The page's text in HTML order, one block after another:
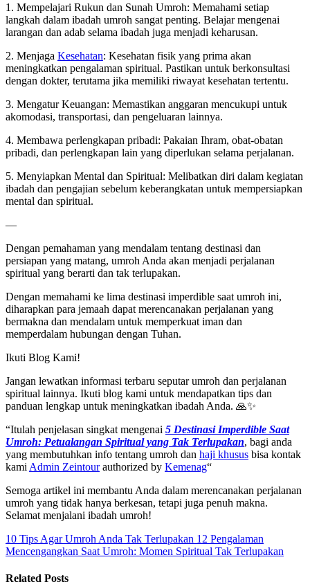
1. Mempelajari Rukun dan Sunah Umroh: Memahami setiap
langkah dalam ibadah umroh sangat penting. Belajar mengenai
larangan dan adab selama ibadah juga menjadi keharusan.
2. Menjaga Kesehatan: Kesehatan fisik yang prima akan
meningkatkan pengalaman spiritual. Pastikan untuk berkonsultasi
dengan dokter, terutama jika memiliki riwayat kesehatan tertentu.
3. Mengatur Keuangan: Memastikan anggaran mencukupi untuk
akomodasi, transportasi, dan pengeluaran lainnya.
4. Membawa perlengkapan pribadi: Pakaian Ihram, obat-obatan
pribadi, dan perlengkapan lain yang diperlukan selama perjalanan.
5. Menyiapkan Mental dan Spiritual: Melibatkan diri dalam kegiatan
ibadah dan pengajian sebelum keberangkatan untuk mempersiapkan
mental dan spiritual.
—
Dengan pemahaman yang mendalam tentang destinasi dan
persiapan yang matang, umroh Anda akan menjadi perjalanan
spiritual yang berarti dan tak terlupakan.
Dengan memahami ke lima destinasi imperdible saat umroh ini,
diharapkan para jemaah dapat merencanakan perjalanan yang
bermakna dan mendalam untuk memperkuat iman dan
memperdalam hubungan dengan Tuhan.
Ikuti Blog Kami!
Jangan lewatkan informasi terbaru seputar umroh dan perjalanan
spiritual lainnya. Ikuti blog kami untuk mendapatkan tips dan
panduan lengkap untuk meningkatkan ibadah Anda. 🙏✨
“Itulah penjelasan singkat mengenai 5 Destinasi Imperdible Saat
Umroh: Petualangan Spiritual yang Tak Terlupakan, bagi anda
yang membutuhkan info tentang umroh dan haji khusus bisa kontak
kami Admin Zeintourauthorized by Kemenag“
Semoga artikel ini membantu Anda dalam merencanakan perjalanan
umroh yang tidak hanya berkesan, tetapi juga penuh makna.
Selamat menjalani ibadah umroh!
10 Tips Agar Umroh Anda Tak Terlupakan 12 Pengalaman
Mencengangkan Saat Umroh: Momen Spiritual Tak Terlupakan
Related Posts